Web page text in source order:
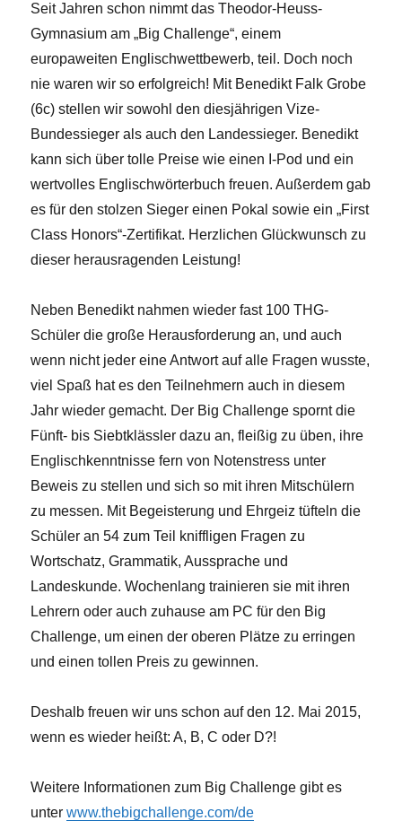
Seit Jahren schon nimmt das Theodor-Heuss-
Gymnasium am „Big Challenge“, einem
europaweiten Englischwettbewerb, teil. Doch noch
nie waren wir so erfolgreich! Mit Benedikt Falk Grobe
(6c) stellen wir sowohl den diesjährigen Vize-
Bundessieger als auch den Landessieger. Benedikt
kann sich über tolle Preise wie einen I-Pod und ein
wertvolles Englischwörterbuch freuen. Außerdem gab
es für den stolzen Sieger einen Pokal sowie ein „First
Class Honors“-Zertifikat. Herzlichen Glückwunsch zu
dieser herausragenden Leistung!
Neben Benedikt nahmen wieder fast 100 THG-
Schüler die große Herausforderung an, und auch
wenn nicht jeder eine Antwort auf alle Fragen wusste,
viel Spaß hat es den Teilnehmern auch in diesem
Jahr wieder gemacht. Der Big Challenge spornt die
Fünft- bis Siebtklässler dazu an, fleißig zu üben, ihre
Englischkenntnisse fern von Notenstress unter
Beweis zu stellen und sich so mit ihren Mitschülern
zu messen. Mit Begeisterung und Ehrgeiz tüfteln die
Schüler an 54 zum Teil kniffligen Fragen zu
Wortschatz, Grammatik, Aussprache und
Landeskunde. Wochenlang trainieren sie mit ihren
Lehrern oder auch zuhause am PC für den Big
Challenge, um einen der oberen Plätze zu erringen
und einen tollen Preis zu gewinnen.
Deshalb freuen wir uns schon auf den 12. Mai 2015,
wenn es wieder heißt: A, B, C oder D?!
Weitere Informationen zum Big Challenge gibt es
unterwww.thebigchallenge.com/de